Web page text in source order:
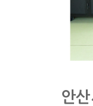
안